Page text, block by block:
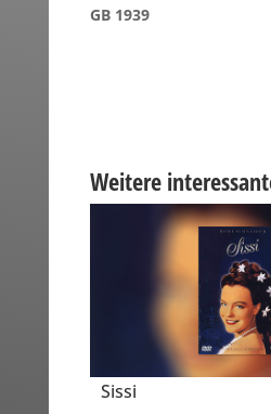
GB 1939
Weitere
Sissi